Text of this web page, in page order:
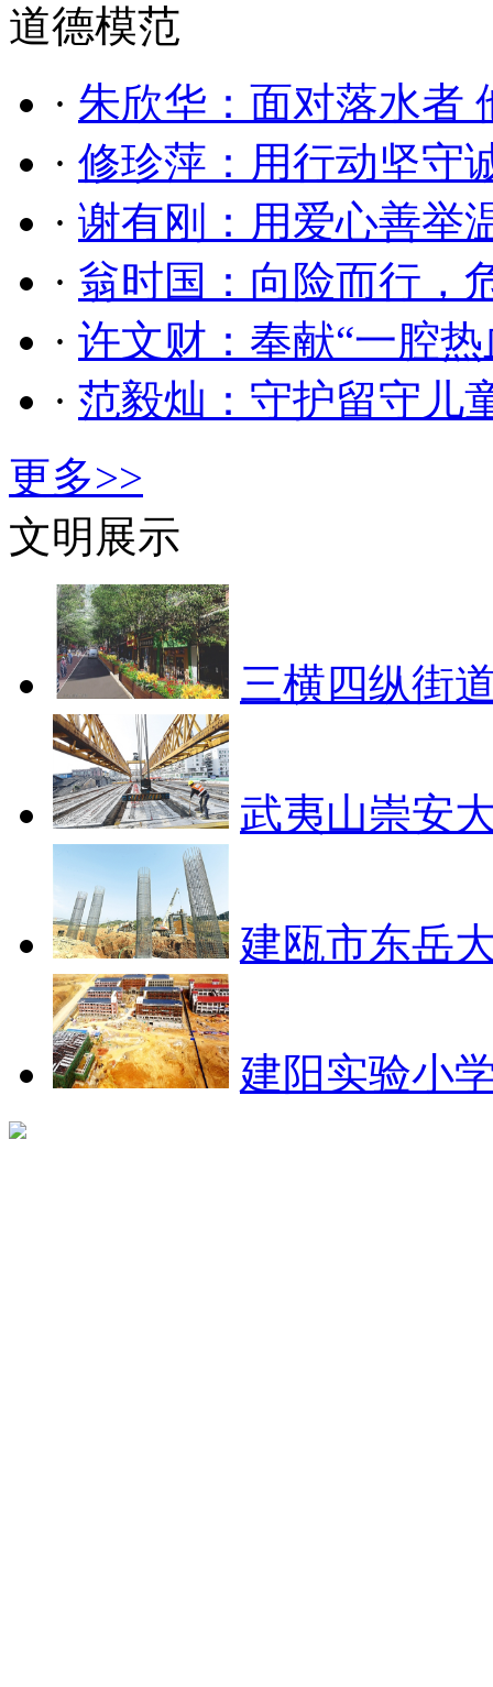
道德模范
· 朱欣华：面对落水者
· 修珍萍：用行动坚守
· 谢有刚：用爱心善举
· 翁时国：向险而行，
· 许文财：奉献“一腔
· 范毅灿：守护留守儿
更多>>
文明展示
三横四纵街
武夷山崇安
建瓯市东岳
建阳实验小